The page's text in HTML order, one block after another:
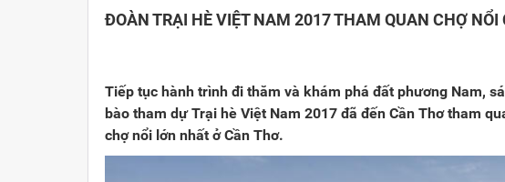
ĐOÀN TRẠI HÈ VIỆT NAM 2017 THAM QUAN CHỢ NỔI
Tiếp tục hành trình đi thăm và khám phá đất phương Nam,
bào tham dự Trại hè Việt Nam 2017 đã đến Cần Thơ tham
chợ nổi lớn nhất ở Cần Thơ.